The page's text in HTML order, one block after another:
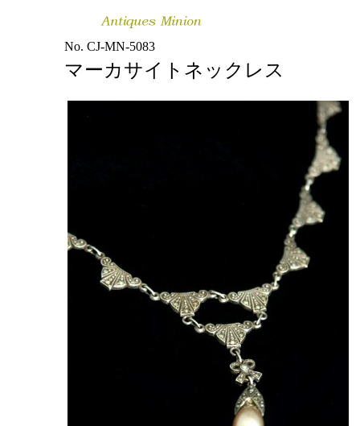
No. CJ-MN-5083
マーカサイトネックレス